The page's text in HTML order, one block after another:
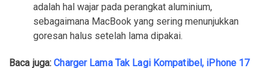
adalah hal wajar pada perangkat aluminium,
sebagaimana MacBook yang sering menunjukkan
goresan halus setelah lama dipakai.
Baca juga:Charger Lama Tak Lagi Kompatibel, iPhone 17